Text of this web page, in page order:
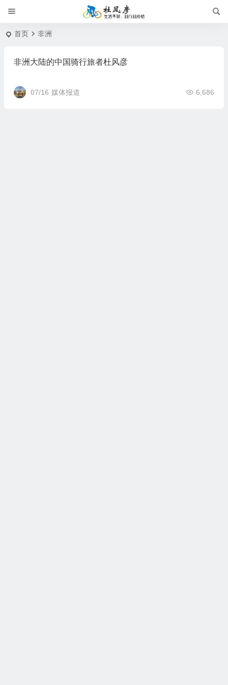
首页 非洲
非洲大陆的中国骑行旅者杜风彦
07/16 媒体报道 6,686